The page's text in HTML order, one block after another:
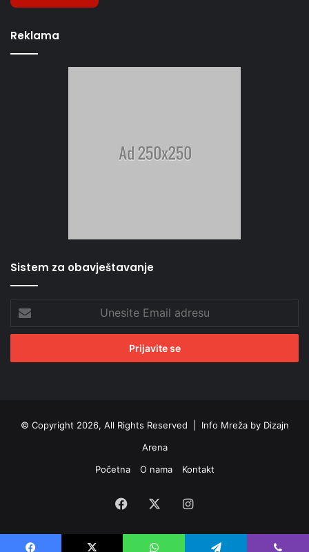
Reklama
Sistem za obavještavanje
Email
adresu
© Copyright 2026, All Rights Reserved | Info Mreža by Dizajn
Arena
Početna
O nama Kontakt
Facebook Instagram